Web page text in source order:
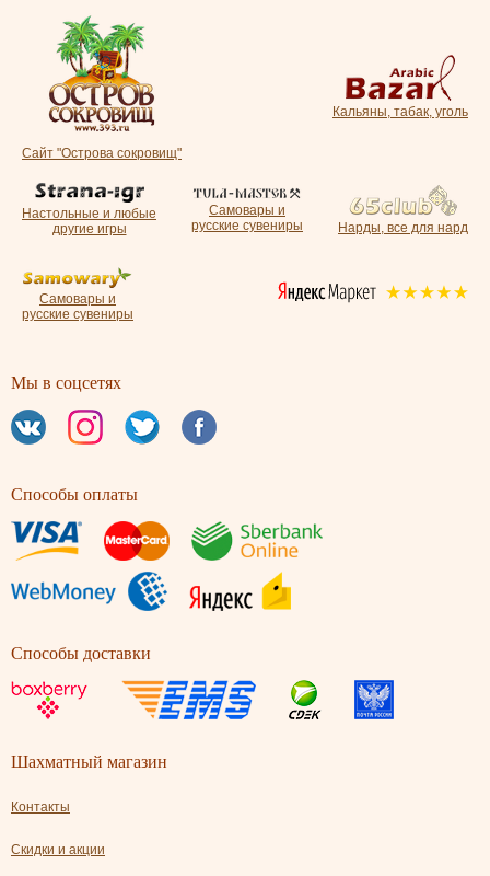
Сайт "Острова сокровищ"
Кальяны, табак, уголь
Настольные и любые
другие игры
Самовары и
русские сувениры
Нарды, все для нард
Самовары и
русские сувениры
Мы в соцсетях
Способы оплаты
Способы доставки
Шахматный магазин
Контакты
Скидки и акции